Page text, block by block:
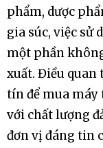
phẩm, dược
gia súc, việc sử
một phần
xuất. Điều quan
tín để mua
với chất lượng
đơn vị đáng tin